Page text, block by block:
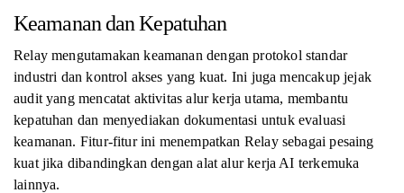
Keamanan dan Kepatuhan
Relay mengutamakan keamanan dengan protokol standar
industri dan kontrol akses yang kuat. Ini juga mencakup jejak
audit yang mencatat aktivitas alur kerja utama, membantu
kepatuhan dan menyediakan dokumentasi untuk evaluasi
keamanan. Fitur-fitur ini menempatkan Relay sebagai pesaing
kuat jika dibandingkan dengan alat alur kerja AI terkemuka
lainnya.